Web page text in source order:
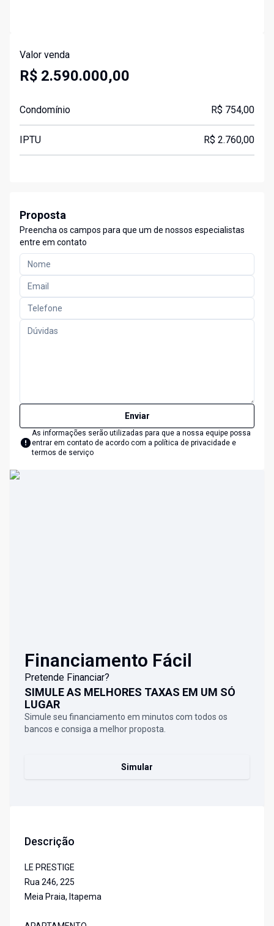
Valor venda
R$ 2.590.000,00
Condomínio R$ 754,00
IPTU R$ 2.760,00
Proposta
Preencha os campos para que um de nossos especialistas
entre em contato
Enviar
As informações serão utilizadas para que a nossa equipe possa
entrar em contato de acordo com a política de privacidade e
termos de serviço
Financiamento Fácil
Pretende Financiar?
SIMULE AS MELHORES TAXAS EM UM SÓ
LUGAR
Simule seu financiamento em minutos com todos os
bancos e consiga a melhor proposta.
Simular
Descrição
LE PRESTIGE
Rua 246, 225
Meia Praia, Itapema